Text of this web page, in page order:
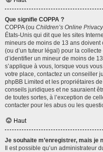
Que signifie COPPA ?
COPPA (ou Children’s Online
États-Unis qui dit que les sites
mineurs de moins de 13 ans
(ou d’un tuteur légal) pour la
d’identifier un mineur de moins de
s’applique à vous, lorsque vous
votre place, contactez un conseiller
phpBB Limited et les propriétaires
conseils juridiques et ne sauraient
de toutes sortes, à l’exception de
contacter pour les abus ou les
Haut
Je souhaite m’enregistrer, mais je
Il est possible qu’un administrateur